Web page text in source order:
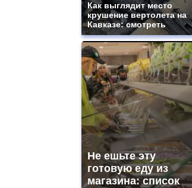
Как выглядит место
крушение вертолета на
Кавказе: смотреть
Не ешьте эту
готовую еду из
магазина: список